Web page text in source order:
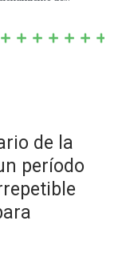
de la
período